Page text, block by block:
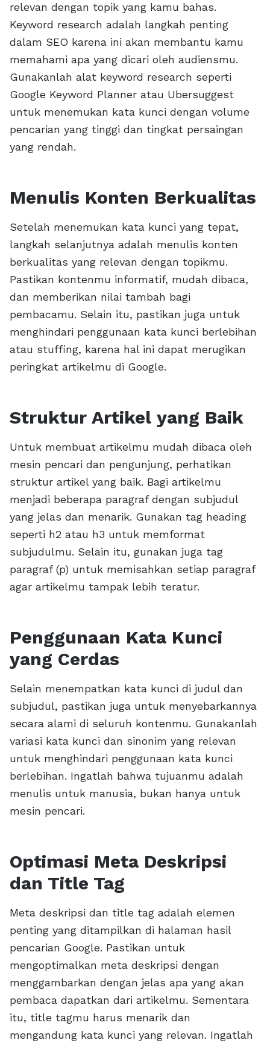
relevan dengan topik yang kamu bahas.
Keyword research adalah langkah penting
dalam SEO karena ini akan membantu kamu
memahami apa yang dicari oleh audiensmu.
Gunakanlah alat keyword research seperti
Google Keyword Planner atau Ubersuggest
untuk menemukan kata kunci dengan volume
pencarian yang tinggi dan tingkat persaingan
yang rendah.
Menulis Konten Berkualitas
Setelah menemukan kata kunci yang tepat,
langkah selanjutnya adalah menulis konten
berkualitas yang relevan dengan topikmu.
Pastikan kontenmu informatif, mudah dibaca,
dan memberikan nilai tambah bagi
pembacamu. Selain itu, pastikan juga untuk
menghindari penggunaan kata kunci berlebihan
atau stuffing, karena hal ini dapat merugikan
peringkat artikelmu di Google.
Struktur Artikel yang Baik
Untuk membuat artikelmu mudah dibaca oleh
mesin pencari dan pengunjung, perhatikan
struktur artikel yang baik. Bagi artikelmu
menjadi beberapa paragraf dengan subjudul
yang jelas dan menarik. Gunakan tag heading
seperti h2 atau h3 untuk memformat
subjudulmu. Selain itu, gunakan juga tag
paragraf (p) untuk memisahkan setiap paragraf
agar artikelmu tampak lebih teratur.
Penggunaan Kata Kunci
yang Cerdas
Selain menempatkan kata kunci di judul dan
subjudul, pastikan juga untuk menyebarkannya
secara alami di seluruh kontenmu. Gunakanlah
variasi kata kunci dan sinonim yang relevan
untuk menghindari penggunaan kata kunci
berlebihan. Ingatlah bahwa tujuanmu adalah
menulis untuk manusia, bukan hanya untuk
mesin pencari.
Optimasi Meta Deskripsi
dan Title Tag
Meta deskripsi dan title tag adalah elemen
penting yang ditampilkan di halaman hasil
pencarian Google. Pastikan untuk
mengoptimalkan meta deskripsi dengan
menggambarkan dengan jelas apa yang akan
pembaca dapatkan dari artikelmu. Sementara
itu, title tagmu harus menarik dan
mengandung kata kunci yang relevan. Ingatlah